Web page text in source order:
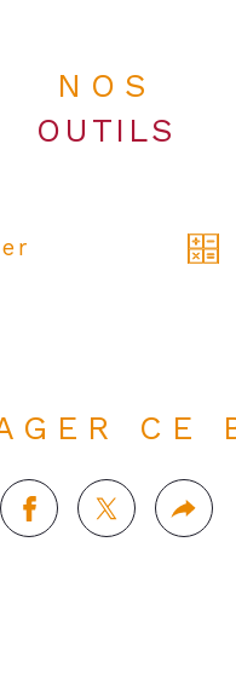
NOS
OUTILS
CE